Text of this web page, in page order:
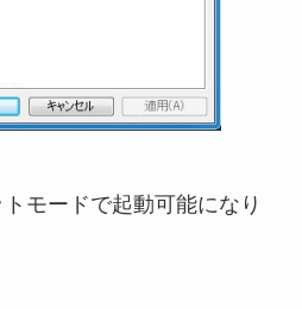
モードで起動可能になり